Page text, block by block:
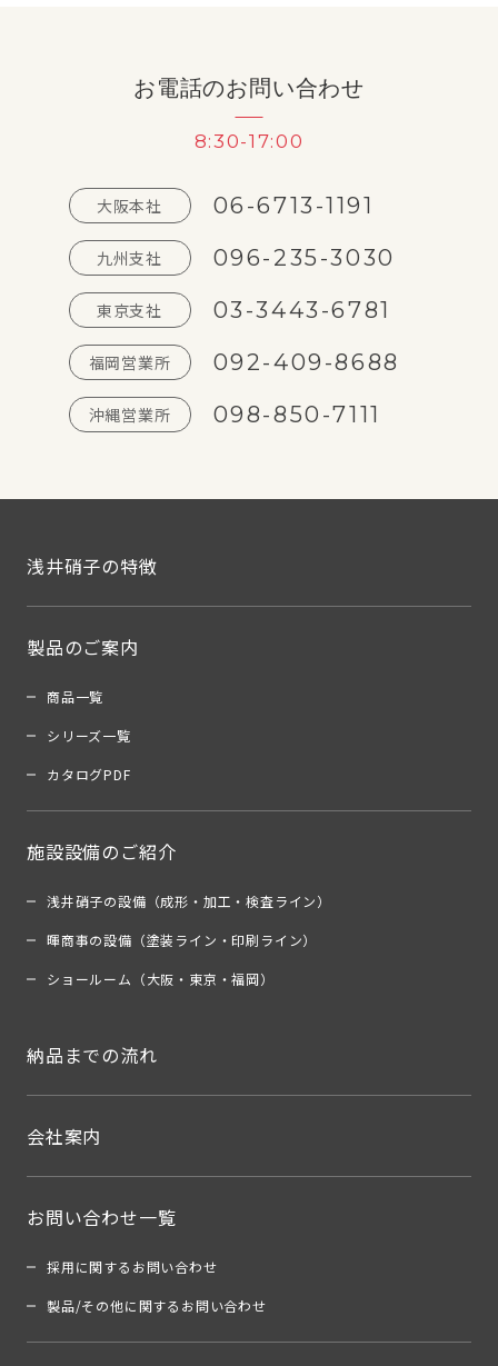
お電話のお問い合わせ
8:30-17:00
大阪本社 06-6713-1191
九州支社 096-235-3030
東京支社 03-3443-6781
福岡営業所 092-409-8688
沖縄営業所 098-850-7111
浅井硝子の特徴
製品のご案内
商品一覧
シリーズ一覧
カタログPDF
施設設備のご紹介
浅井硝子の設備（成形・加工・検査ライン）
暉商事の設備（塗装ライン・印刷ライン）
ショールーム（大阪・東京・福岡）
納品までの流れ
会社案内
お問い合わせ一覧
採用に関するお問い合わせ
製品/その他に関するお問い合わせ